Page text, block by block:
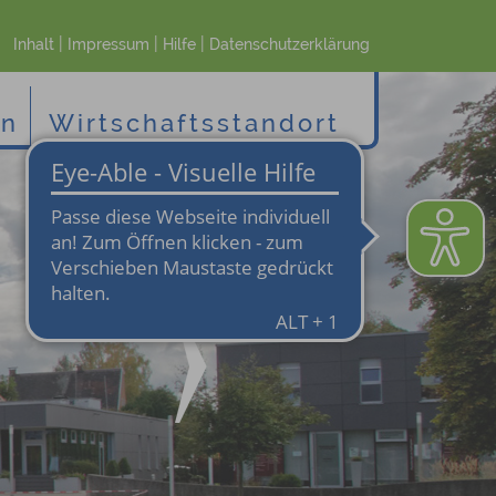
Inhalt| Impressum Hilfe| Datenschutzerklärung
Wirtschaftsstandort